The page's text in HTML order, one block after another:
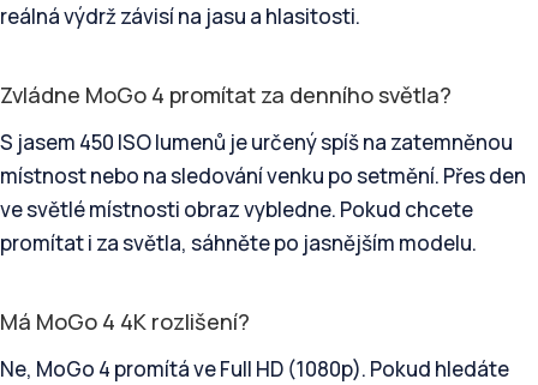
reálná výdrž závisí na jasu a hlasitosti.
Zvládne MoGo 4 promítat za denního světla?
S jasem 450 ISO lumenů je určený spíš na zatemněnou
místnost nebo na sledování venku po setmění. Přes den
ve světlé místnosti obraz vybledne. Pokud chcete
promítat i za světla, sáhněte po jasnějším modelu.
Má MoGo 4 4K rozlišení?
Ne, MoGo 4 promítá ve Full HD (1080p). Pokud hledáte